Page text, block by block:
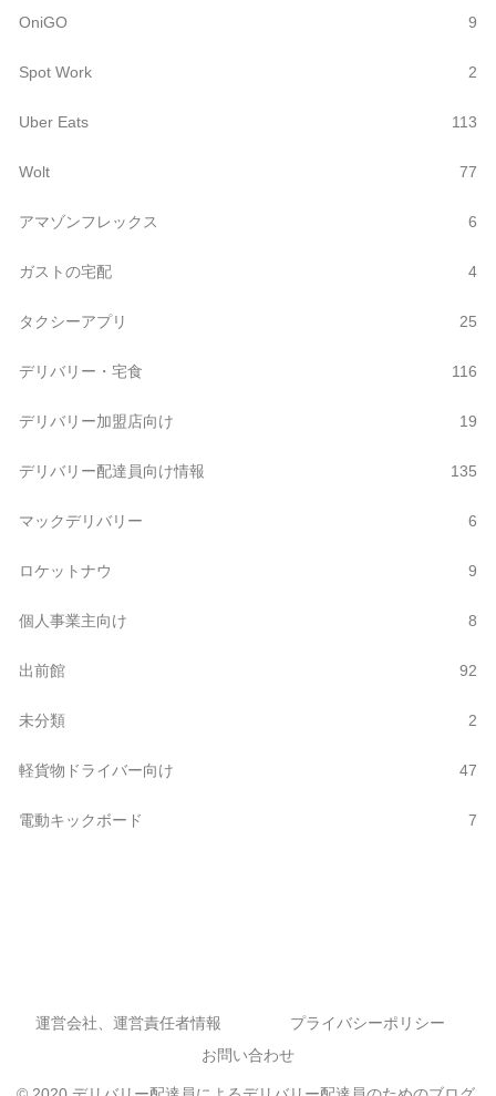
OniGO 9
Spot Work 2
Uber Eats 113
Wolt 77
アマゾンフレックス 6
ガストの宅配 4
タクシーアプリ 25
デリバリー・宅食 116
デリバリー加盟店向け 19
デリバリー配達員向け情報 135
マックデリバリー 6
ロケットナウ 9
個人事業主向け 8
出前館 92
未分類 2
軽貨物ドライバー向け 47
電動キックボード 7
運営会社、運営責任者情報
プライバシーポリシー
お問い合わせ